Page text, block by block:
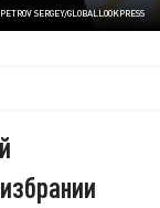
SERGEY/GLOBALLOOKPRESS